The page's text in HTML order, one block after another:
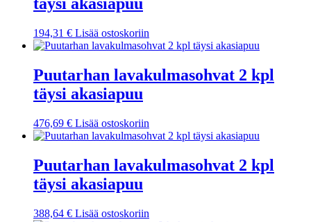
täysi akasiapuu
194,31 € Lisää ostoskoriin
Puutarhan lavakulmasohvat 2 kpl
täysi akasiapuu
476,69 € Lisää ostoskoriin
Puutarhan lavakulmasohvat 2 kpl
täysi akasiapuu
388,64 € Lisää ostoskoriin